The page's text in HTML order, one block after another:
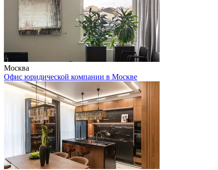
Москва
Офис юридической компании в Москве